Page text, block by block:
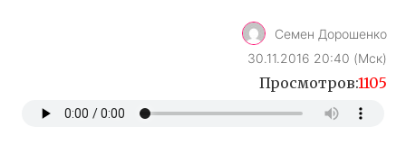
Семен Дорошенко
30.11.2016 20:40 (Мск)
Просмотров:1105